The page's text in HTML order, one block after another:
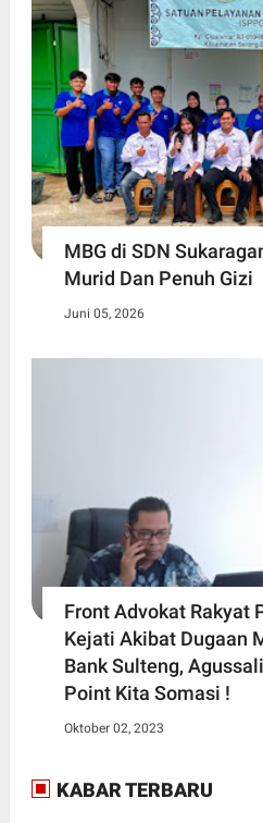
MBG di SDN
Murid Dan Penuh Gizi
Juni 05, 2026
Front Advokat Rakyat
Kejati Akibat Dugaan
Bank Sulteng,
Point Kita Somasi !
Oktober 02, 2023
KABAR TERBARU